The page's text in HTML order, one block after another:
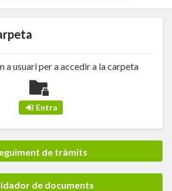
a usuari per a accedir a la carpeta
de tràmits
de documents